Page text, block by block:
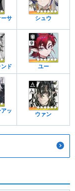
ーサ シュウ
ド ユー
ッ
ウァン